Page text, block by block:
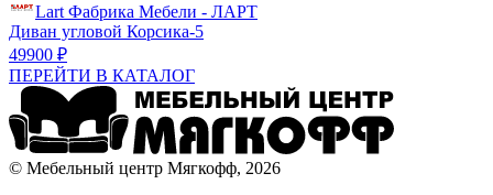
Lart Фабрика Мебели - ЛАРТ
Диван угловой Корсика-5
49900 ₽
ПЕРЕЙТИ В КАТАЛОГ
© Мебельный центр Мягкофф, 2026